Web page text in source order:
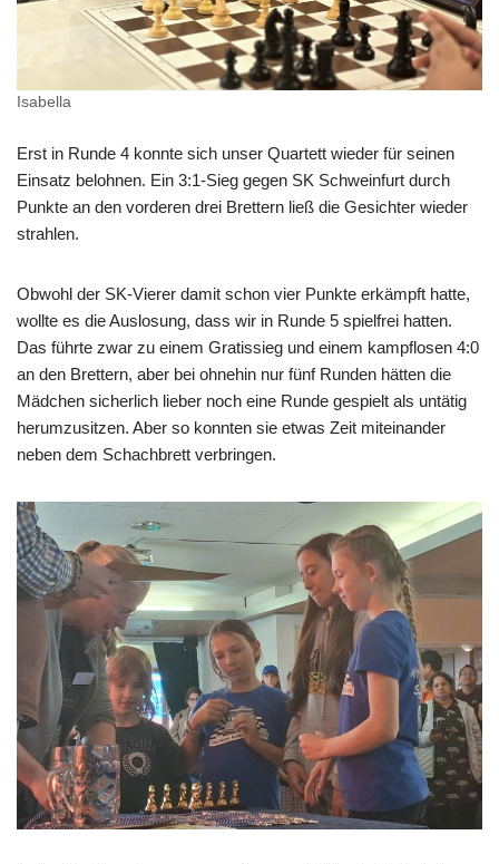
Isabella
Erst in Runde 4 konnte sich unser Quartett wieder für seinen
Einsatz belohnen. Ein 3:1-Sieg gegen SK Schweinfurt durch
Punkte an den vorderen drei Brettern ließ die Gesichter wieder
strahlen.
Obwohl der SK-Vierer damit schon vier Punkte erkämpft hatte,
wollte es die Auslosung, dass wir in Runde 5 spielfrei hatten.
Das führte zwar zu einem Gratissieg und einem kampflosen 4:0
an den Brettern, aber bei ohnehin nur fünf Runden hätten die
Mädchen sicherlich lieber noch eine Runde gespielt als untätig
herumzusitzen. Aber so konnten sie etwas Zeit miteinander
neben dem Schachbrett verbringen.